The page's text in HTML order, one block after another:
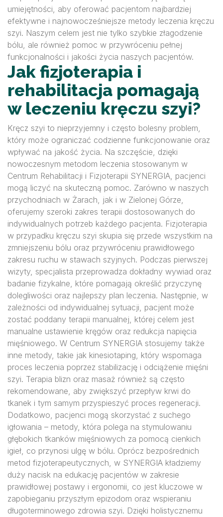
umiejętności, aby oferować pacjentom najbardziej
efektywne i najnowocześniejsze metody leczenia kręczu
szyi. Naszym celem jest nie tylko szybkie złagodzenie
bólu, ale również pomoc w przywróceniu pełnej
funkcjonalności i jakości życia naszych pacjentów.
Jak fizjoterapia i
rehabilitacja pomagają
w leczeniu kręczu szyi?
Kręcz szyi to nieprzyjemny i często bolesny problem,
który może ograniczać codzienne funkcjonowanie oraz
wpływać na jakość życia. Na szczęście, dzięki
nowoczesnym metodom leczenia stosowanym w
Centrum Rehabilitacji i Fizjoterapii SYNERGIA, pacjenci
mogą liczyć na skuteczną pomoc. Zarówno w naszych
przychodniach w Żarach, jak i w Zielonej Górze,
oferujemy szeroki zakres terapii dostosowanych do
indywidualnych potrzeb każdego pacjenta. Fizjoterapia
w przypadku kręczu szyi skupia się przede wszystkim na
zmniejszeniu bólu oraz przywróceniu prawidłowego
zakresu ruchu w stawach szyjnych. Podczas pierwszej
wizyty, specjalista przeprowadza dokładny wywiad oraz
badanie fizykalne, które pomagają określić przyczynę
dolegliwości oraz najlepszy plan leczenia. Następnie, w
zależności od indywidualnej sytuacji, pacjent może
zostać poddany terapii manualnej, której celem jest
manualne ustawienie kręgów oraz redukcja napięcia
mięśniowego. W Centrum SYNERGIA stosujemy także
inne metody, takie jak kinesiotaping, który wspomaga
proces leczenia poprzez stabilizację i odciążenie mięśni
szyi. Terapia blizn oraz masaż również są często
rekomendowane, aby zwiększyć przepływ krwi do
tkanek i tym samym przyspieszyć proces regeneracji.
Dodatkowo, pacjenci mogą skorzystać z suchego
igłowania – metody, która polega na stymulowaniu
głębokich tkanków mięśniowych za pomocą cienkich
igieł, co przynosi ulgę w bólu. Oprócz bezpośrednich
metod fizjoterapeutycznych, w SYNERGIA kładziemy
duży nacisk na edukację pacjentów w zakresie
prawidłowej postawy i ergonomii, co jest kluczowe w
zapobieganiu przyszłym epizodom oraz wspieraniu
długoterminowego zdrowia szyi. Dzięki holistycznemu